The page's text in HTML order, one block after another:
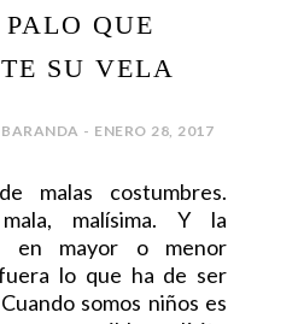
QUE
SU VELA
- ENERO 28, 2017
malas costumbres.
malísima. Y la
en mayor o menor
lo que ha de ser
somos niños es